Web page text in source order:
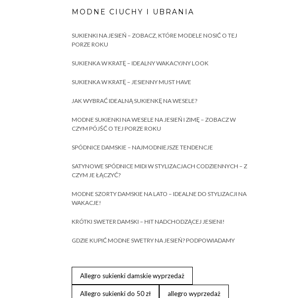
MODNE CIUCHY I UBRANIA
SUKIENKI NA JESIEŃ – ZOBACZ, KTÓRE MODELE NOSIĆ O TEJ
PORZE ROKU
SUKIENKA W KRATĘ – IDEALNY WAKACYJNY LOOK
SUKIENKA W KRATĘ – JESIENNY MUST HAVE
JAK WYBRAĆ IDEALNĄ SUKIENKĘ NA WESELE?
MODNE SUKIENKI NA WESELE NA JESIEŃ I ZIMĘ – ZOBACZ W
CZYM PÓJŚĆ O TEJ PORZE ROKU
SPÓDNICE DAMSKIE – NAJMODNIEJSZE TENDENCJE
SATYNOWE SPÓDNICE MIDI W STYLIZACJACH CODZIENNYCH – Z
CZYM JE ŁĄCZYĆ?
MODNE SZORTY DAMSKIE NA LATO – IDEALNE DO STYLIZACJI NA
WAKACJE!
KRÓTKI SWETER DAMSKI – HIT NADCHODZĄCEJ JESIENI!
GDZIE KUPIĆ MODNE SWETRY NA JESIEŃ? PODPOWIADAMY
Allegro sukienki damskie wyprzedaż
Allegro sukienki do 50 zł allegro wyprzedaż